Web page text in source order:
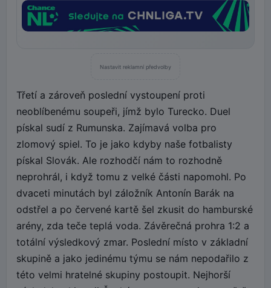
Nastavit reklamní předvolby
Třetí a zároveň poslední vystoupení proti
neoblíbenému soupeři, jímž bylo Turecko. Duel
pískal sudí z Rumunska. Zajímavá volba pro
zlomový spiel. To je jako kdyby naše fotbalisty
pískal Slovák. Ale rozhodčí nám to rozhodně
neprohrál, i když tomu z velké části napomohl. Po
dvaceti minutách byl záložník Antonín Barák na
odstřel a po červené kartě šel zkusit do hamburské
arény, zda teče teplá voda. Závěrečná prohra 1:2 a
totální výsledkový zmar. Poslední místo v základní
skupině a jako jedinému týmu se nám nepodařilo z
této velmi hratelné skupiny postoupit. Nejhorší